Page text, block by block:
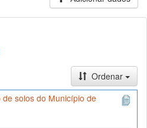
Ordenar
solos do Município de